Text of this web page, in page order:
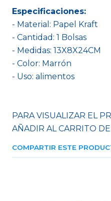
Especificaciones:
- Material: Papel Kraft
- Cantidad: 1 Bolsas
- Medidas: 13X8X24CM
- Color: Marrón
- Uso: alimentos
PARA VISUALIZAR EL
AÑADIR AL CARRITO
COMPARTIR ESTE